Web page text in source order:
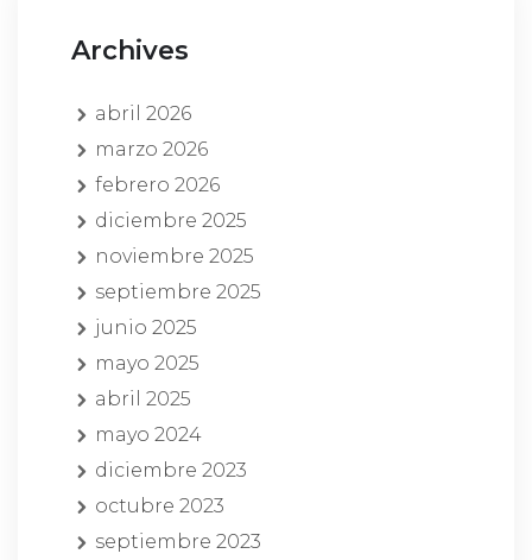
Archives
abril 2026
marzo 2026
febrero 2026
diciembre 2025
noviembre 2025
septiembre 2025
junio 2025
mayo 2025
abril 2025
mayo 2024
diciembre 2023
octubre 2023
septiembre 2023